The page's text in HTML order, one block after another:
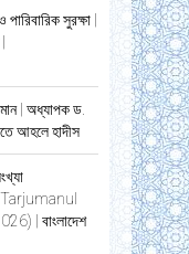
সুরক্ষা |
| অধ্যাপক ড.
আহলে হাদীস
| বাংলাদেশ